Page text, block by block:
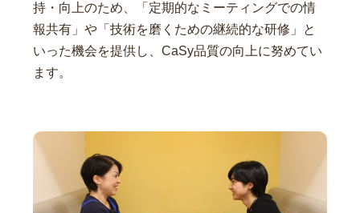
持・向上のため、「定期的なミーティングでの情
報共有」や「技術を磨くための継続的な研修」と
いった機会を提供し、CaSy品質の向上に努めてい
ます。